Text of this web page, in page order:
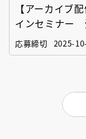
【アーカイブ
インセミナー
「絵本創作実践
応募締切 2025-